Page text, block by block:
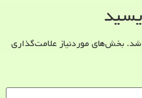
شد. بخش‌های موردنیاز علامت‌گذاری